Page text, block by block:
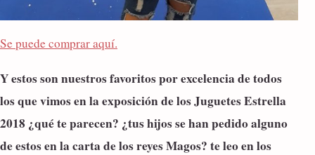
Se puede comprar aquí.
Y estos son nuestros favoritos por excelencia de todos
los que vimos en la exposición de los Juguetes Estrella
2018 ¿qué te parecen? ¿tus hijos se han pedido alguno
de estos en la carta de los reyes Magos? te leo en los